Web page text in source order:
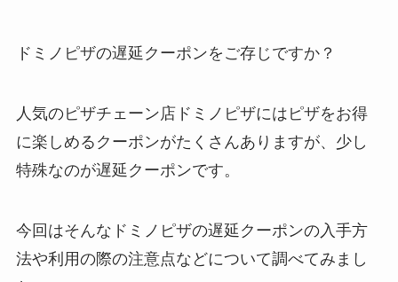
ドミノピザの遅延クーポンをご存じですか？
人気のピザチェーン店ドミノピザにはピザをお得
に楽しめるクーポンがたくさんありますが、少し
特殊なのが遅延クーポンです。
今回はそんなドミノピザの遅延クーポンの入手方
法や利用の際の注意点などについて調べてみまし